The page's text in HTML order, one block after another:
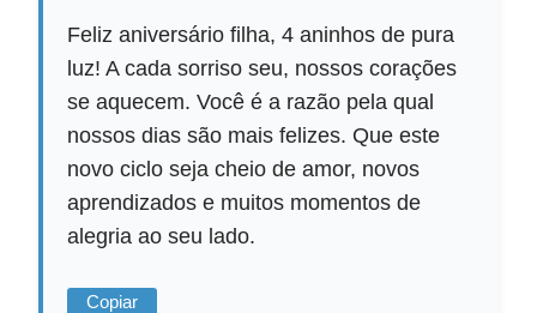
Feliz aniversário filha, 4 aninhos de pura
luz! A cada sorriso seu, nossos corações
se aquecem. Você é a razão pela qual
nossos dias são mais felizes. Que este
novo ciclo seja cheio de amor, novos
aprendizados e muitos momentos de
alegria ao seu lado.
Copiar